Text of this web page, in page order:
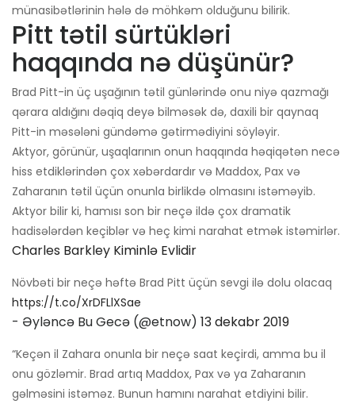
münasibətlərinin hələ də möhkəm olduğunu bilirik.
Pitt tətil sürtükləri
haqqında nə düşünür?
Brad Pitt-in üç uşağının tətil günlərində onu niyə qazmağı
qərara aldığını dəqiq deyə bilməsək də, daxili bir qaynaq
Pitt-in məsələni gündəmə gətirmədiyini söyləyir.
Aktyor, görünür, uşaqlarının onun haqqında həqiqətən necə
hiss etdiklərindən çox xəbərdardır və Maddox, Pax və
Zaharanın tətil üçün onunla birlikdə olmasını istəməyib.
Aktyor bilir ki, hamısı son bir neçə ildə çox dramatik
hadisələrdən keçiblər və heç kimi narahat etmək istəmirlər.
Charles Barkley Kiminlə Evlidir
Növbəti bir neçə həftə Brad Pitt üçün sevgi ilə dolu olacaq
https://t.co/XrDFLlXSae
- Əyləncə Bu Gecə (@etnow) 13 dekabr 2019
“Keçən il Zahara onunla bir neçə saat keçirdi, amma bu il
onu gözləmir. Brad artıq Maddox, Pax və ya Zaharanın
gəlməsini istəməz. Bunun hamını narahat etdiyini bilir.